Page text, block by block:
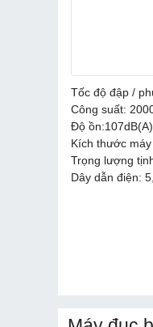
Tốc độ đập /
Công suất:
Độ ồn:107dB(A)
Kích thước
Trọng lượng
Dây dẫn điện: